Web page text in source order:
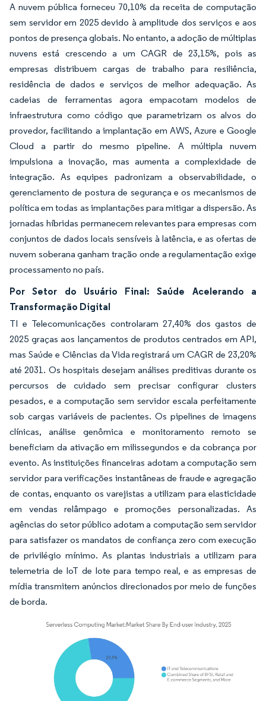
A nuvem pública forneceu 70,10% da receita de computação
sem servidor em 2025 devido à amplitude dos serviços e aos
pontos de presença globais. No entanto, a adoção de múltiplas
nuvens está crescendo a um CAGR de 23,15%, pois as
empresas distribuem cargas de trabalho para resiliência,
residência de dados e serviços de melhor adequação. As
cadeias de ferramentas agora empacotam modelos de
infraestrutura como código que parametrizam os alvos do
provedor, facilitando a implantação em AWS, Azure e Google
Cloud a partir do mesmo pipeline. A múltipla nuvem
impulsiona a inovação, mas aumenta a complexidade de
integração. As equipes padronizam a observabilidade, o
gerenciamento de postura de segurança e os mecanismos de
política em todas as implantações para mitigar a dispersão. As
jornadas híbridas permanecem relevantes para empresas com
conjuntos de dados locais sensíveis à latência, e as ofertas de
nuvem soberana ganham tração onde a regulamentação exige
processamento no país.
Por Setor do Usuário Final: Saúde Acelerando a
Transformação Digital
TI e Telecomunicações controlaram 27,40% dos gastos de
2025 graças aos lançamentos de produtos centrados em API,
mas Saúde e Ciências da Vida registrará um CAGR de 23,20%
até 2031. Os hospitais desejam análises preditivas durante os
percursos de cuidado sem precisar configurar clusters
pesados, e a computação sem servidor escala perfeitamente
sob cargas variáveis de pacientes. Os pipelines de imagens
clínicas, análise genômica e monitoramento remoto se
beneficiam da ativação em milissegundos e da cobrança por
evento. As instituições financeiras adotam a computação sem
servidor para verificações instantâneas de fraude e agregação
de contas, enquanto os varejistas a utilizam para elasticidade
em vendas relâmpago e promoções personalizadas. As
agências do setor público adotam a computação sem servidor
para satisfazer os mandatos de confiança zero com execução
de privilégio mínimo. As plantas industriais a utilizam para
telemetria de IoT de lote para tempo real, e as empresas de
mídia transmitem anúncios direcionados por meio de funções
de borda.